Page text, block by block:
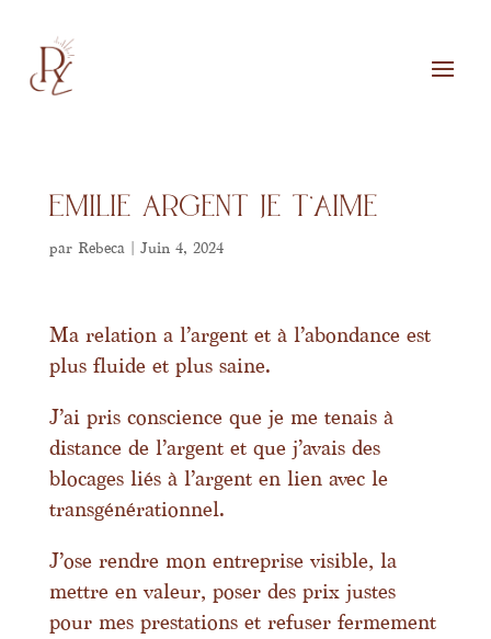
Emilie Argent je T’aime
par Rebeca Juin 4, 2024
Ma relation a l’argent et à l’abondance est
plus fluide et plus saine.
J’ai pris conscience que je me tenais à
distance de l’argent et que j’avais des
blocages liés à l’argent en lien avec le
transgénérationnel.
J’ose rendre mon entreprise visible, la
mettre en valeur, poser des prix justes
pour mes prestations et refuser fermement